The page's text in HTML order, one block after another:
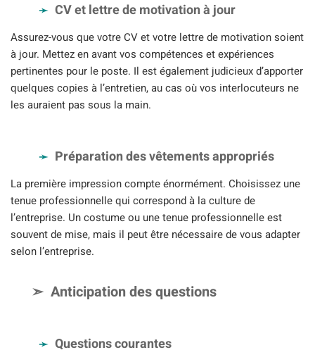
CV et lettre de motivation à jour
Assurez-vous que votre CV et votre lettre de motivation soient
à jour. Mettez en avant vos compétences et expériences
pertinentes pour le poste. Il est également judicieux d’apporter
quelques copies à l’entretien, au cas où vos interlocuteurs ne
les auraient pas sous la main.
Préparation des vêtements appropriés
La première impression compte énormément. Choisissez une
tenue professionnelle qui correspond à la culture de
l’entreprise. Un costume ou une tenue professionnelle est
souvent de mise, mais il peut être nécessaire de vous adapter
selon l’entreprise.
Anticipation des questions
Questions courantes